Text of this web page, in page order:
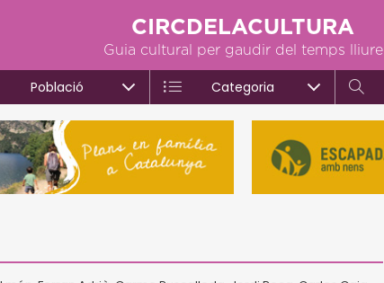
CIRCDELACULTURA
Guia cultural per gaudir del temps lliure
Població Categoria